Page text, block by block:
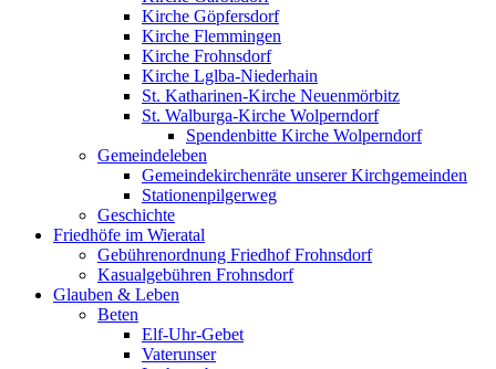
Kirche Göpfersdorf
Kirche Flemmingen
Kirche Frohnsdorf
Kirche Lglba-Niederhain
St. Katharinen-Kirche Neuenmörbitz
St. Walburga-Kirche Wolperndorf
Spendenbitte Kirche Wolperndorf
Gemeindeleben
Gemeindekirchenräte unserer Kirchgemeinden
Stationenpilgerweg
Geschichte
Friedhöfe im Wieratal
Gebührenordnung Friedhof Frohnsdorf
Kasualgebühren Frohnsdorf
Glauben & Leben
Beten
Elf-Uhr-Gebet
Vaterunser